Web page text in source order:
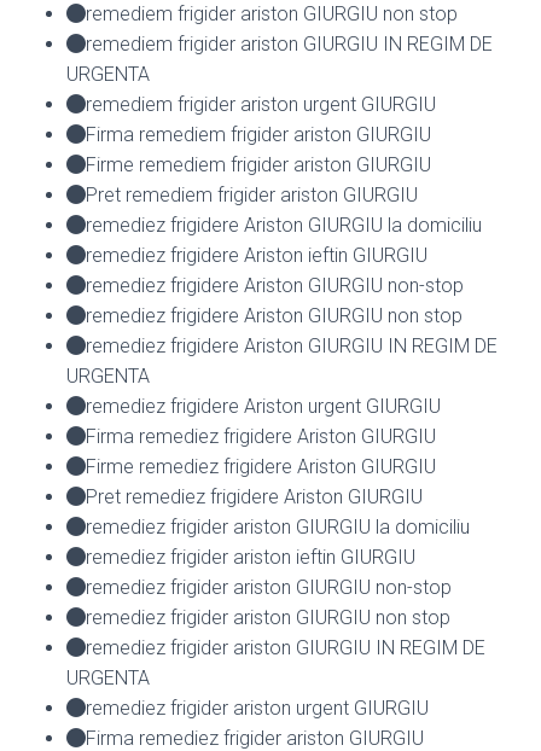
remediem frigider ariston GIURGIU non stop
remediem frigider ariston GIURGIU IN REGIM DE
URGENTA
remediem frigider ariston urgent GIURGIU
Firma remediem frigider ariston GIURGIU
Firme remediem frigider ariston GIURGIU
Pret remediem frigider ariston GIURGIU
remediez frigidere Ariston GIURGIU la domiciliu
remediez frigidere Ariston ieftin GIURGIU
remediez frigidere Ariston GIURGIU non-stop
remediez frigidere Ariston GIURGIU non stop
remediez frigidere Ariston GIURGIU IN REGIM DE
URGENTA
remediez frigidere Ariston urgent GIURGIU
Firma remediez frigidere Ariston GIURGIU
Firme remediez frigidere Ariston GIURGIU
Pret remediez frigidere Ariston GIURGIU
remediez frigider ariston GIURGIU la domiciliu
remediez frigider ariston ieftin GIURGIU
remediez frigider ariston GIURGIU non-stop
remediez frigider ariston GIURGIU non stop
remediez frigider ariston GIURGIU IN REGIM DE
URGENTA
remediez frigider ariston urgent GIURGIU
Firma remediez frigider ariston GIURGIU